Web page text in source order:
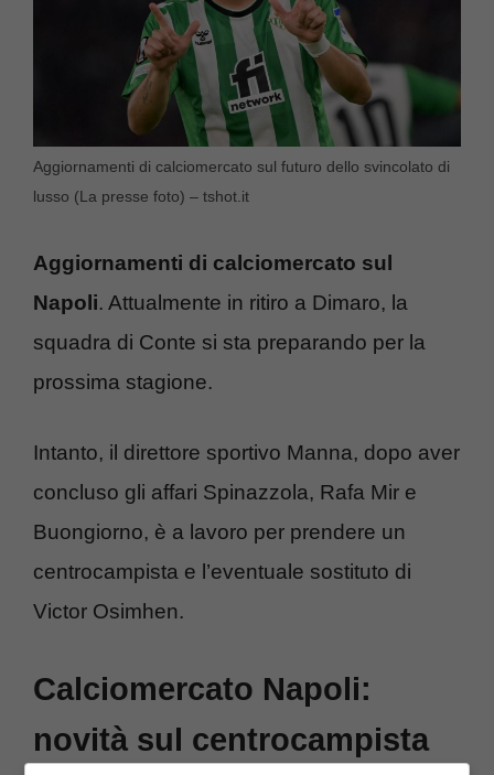
Aggiornamenti di calciomercato sul futuro dello svincolato di
lusso (La presse foto) – tshot.it
Aggiornamenti di calciomercato sul
Napoli. Attualmente in ritiro a Dimaro, la
squadra di Conte si sta preparando per la
prossima stagione.
Intanto, il direttore sportivo Manna, dopo aver
concluso gli affari Spinazzola, Rafa Mir e
Buongiorno, è a lavoro per prendere un
centrocampista e l’eventuale sostituto di
Victor Osimhen.
Calciomercato Napoli:
novità sul centrocampista